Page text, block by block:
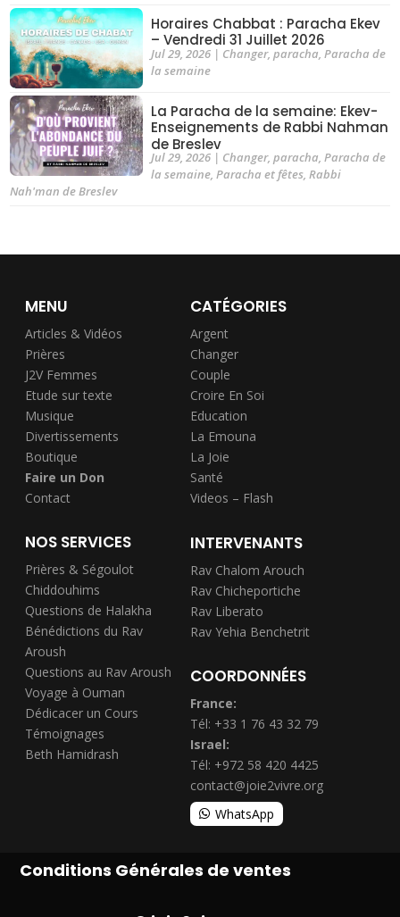
Horaires Chabbat : Paracha Ekev
– Vendredi 31 Juillet 2026
Jul 29, 2026| Changer, paracha Paracha de
la semaine
La Paracha de la semaine: Ekev-
Enseignements de Rabbi Nahman
de Breslev
Jul 29, 2026| Changer, paracha, Paracha de
la semaine, Paracha et fêtes, Rabbi
Nah'man de Breslev
MENU
Articles & Vidéos
Prières
J2V Femmes
Etude sur texte
Musique
Divertissements
Boutique
Faire un Don
Contact
CATÉGORIES
Argent
Changer
Couple
Croire En Soi
Education
La Emouna
La Joie
Santé
Videos – Flash
NOS SERVICES
Prières & Ségoulot
Chiddouhims
Questions de Halakha
Bénédictions du Rav
Aroush
Questions au Rav Aroush
Voyage à Ouman
Dédicacer un Cours
Témoignages
Beth Hamidrash
INTERVENANTS
Rav Chalom Arouch
Rav Chicheportiche
Rav Liberato
Rav Yehia Benchetrit
COORDONNÉES
France:
Tél: +33 1 76 43 32 79
Israel:
Tél: +972 58 420 4425
contact@joie2vivre.org
WhatsApp
Conditions Générales de ventes